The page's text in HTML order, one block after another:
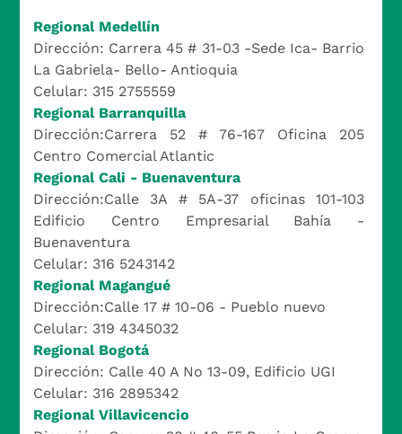
Regional Medellín
Dirección: Carrera 45 # 31-03 -Sede Ica- Barrio
La Gabriela- Bello- Antioquia
Celular: 315 2755559
Regional Barranquilla
Dirección:Carrera 52 # 76-167 Oficina 205
Centro Comercial Atlantic
Regional Cali - Buenaventura
Dirección:Calle 3A # 5A-37 oficinas 101-103
Edificio Centro Empresarial Bahía -
Buenaventura
Celular: 316 5243142
Regional Magangué
Dirección:Calle 17 # 10-06 - Pueblo nuevo
Celular: 319 4345032
Regional Bogotá
Dirección: Calle 40 A No 13-09, Edificio UGI
Celular: 316 2895342
Regional Villavicencio